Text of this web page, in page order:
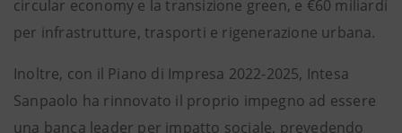
circular economy e la transizione green, e €60 miliardi
per infrastrutture, trasporti e rigenerazione urbana.
Inoltre, con il Piano di Impresa 2022-2025, Intesa
Sanpaolo ha rinnovato il proprio impegno ad essere
una banca leader per impatto sociale, prevedendo